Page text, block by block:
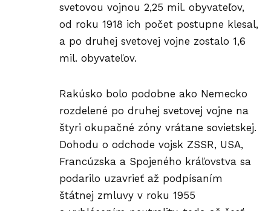
svetovou vojnou 2,25 mil. obyvateľov,
od roku 1918 ich počet postupne klesal,
a po druhej svetovej vojne zostalo 1,6
mil. obyvateľov.
Rakúsko bolo podobne ako Nemecko
rozdelené po druhej svetovej vojne na
štyri okupačné zóny vrátane sovietskej.
Dohodu o odchode vojsk ZSSR, USA,
Francúzska a Spojeného kráľovstva sa
podarilo uzavrieť až podpísaním
štátnej zmluvy v roku 1955